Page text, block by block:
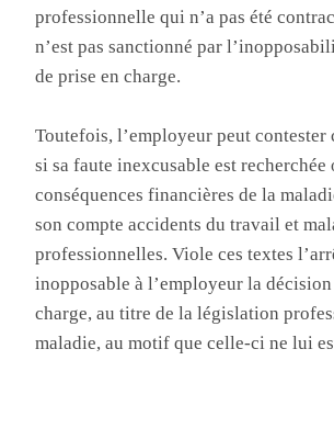
professionnelle qui n’a pas été
n’est pas sanctionné par
de prise en charge.
Toutefois, l’employeur peut
si sa faute inexcusable est recherchée
conséquences financières de la
son compte accidents du travail et
professionnelles. Viole ces textes
inopposable à l’employeur la
charge, au titre de la législation
maladie, au motif que celle-ci ne lui